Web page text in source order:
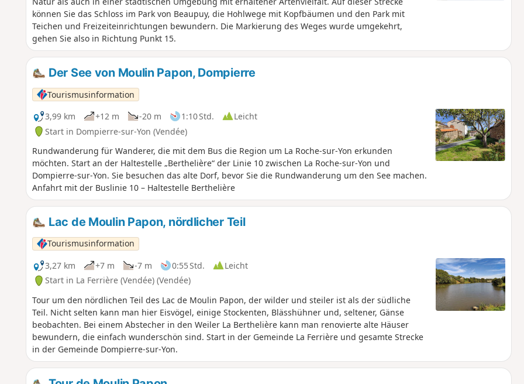
können Sie das Schloss im Park von Beaupuy, die Hohlwege mit Kopfbäumen und den Park mit
Teichen und Freizeiteinrichtungen bewundern. Die Markierung des Weges wurde umgekehrt,
gehen Sie also in Richtung Punkt 15.
Der See von Moulin Papon, Dompierre
Tourismusinformation
3,99 km
+12 m -20 m 1:10 Std.
Leicht
Start in Dompierre-sur-Yon (Vendée)
Rundwanderung für Wanderer, die mit dem Bus die Region um La Roche-sur-Yon erkunden
möchten. Start an der Haltestelle „Berthelière“ der Linie 10 zwischen La Roche-sur-Yon und
Dompierre-sur-Yon. Sie besuchen das alte Dorf, bevor Sie die Rundwanderung um den See machen.
Anfahrt mit der Buslinie 10 – Haltestelle Berthelière
Lac de Moulin Papon, nördlicher Teil
Tourismusinformation
3,27 km
+7 m -7 m 0:55 Std.
Leicht
Start in La Ferrière (Vendée) (Vendée)
Tour um den nördlichen Teil des Lac de Moulin Papon, der wilder und steiler ist als der südliche
Teil. Nicht selten kann man hier Eisvögel, einige Stockenten, Blässhühner und, seltener, Gänse
beobachten. Bei einem Abstecher in den Weiler La Berthelière kann man renovierte alte Häuser
bewundern, die einfach wunderschön sind. Start in der Gemeinde La Ferrière und gesamte Strecke
in der Gemeinde Dompierre-sur-Yon.